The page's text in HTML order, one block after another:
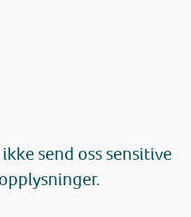
send oss sensitive
opplysninger.